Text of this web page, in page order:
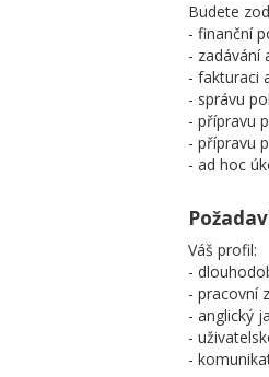
Budete
- finanční
- zadávání
- fakturaci
- správu
- přípravu
- přípravu
- ad hoc
Váš profil:
-
- pracovní
- anglický
-
-